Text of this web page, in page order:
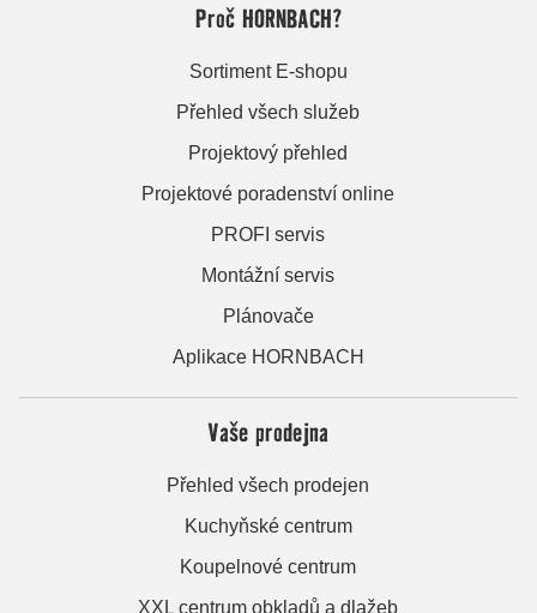
Proč HORNBACH?
Sortiment E-shopu
Přehled všech služeb
Projektový přehled
Projektové poradenství online
PROFI servis
Montážní servis
Plánovače
Aplikace HORNBACH
Vaše prodejna
Přehled všech prodejen
Kuchyňské centrum
Koupelnové centrum
XXL centrum obkladů a dlažeb